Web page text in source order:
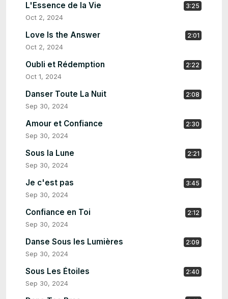
3:25
L'Essence de la Vie
Oct 2, 2024
2:01
Love Is the Answer
Oct 2, 2024
2:22
Oubli et Rédemption
Oct 1, 2024
2:08
Danser Toute La Nuit
Sep 30, 2024
2:30
Amour et Confiance
Sep 30, 2024
2:21
Sous la Lune
Sep 30, 2024
3:45
Je c'est pas
Sep 30, 2024
2:12
Confiance en Toi
Sep 30, 2024
2:09
Danse Sous les Lumières
Sep 30, 2024
2:40
Sous Les Étoiles
Sep 30, 2024